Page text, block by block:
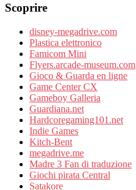
Scoprire
disney-megadrive.com
Plastica elettronico
Famicom Mini
Flyers.arcade-museum.com
Gioco & Guarda en ligne
Game Center CX
Gameboy Galleria
Guardiana.net
Hardcoregaming101.net
Indie Games
Kitch-Bent
megadrive.me
Madre 3 Fan di traduzione
Giochi pirata Central
Satakore